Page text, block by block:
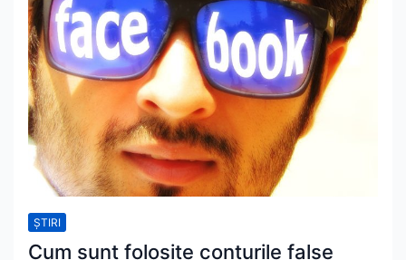
ȘTIRI
Cum sunt folosite conturile false